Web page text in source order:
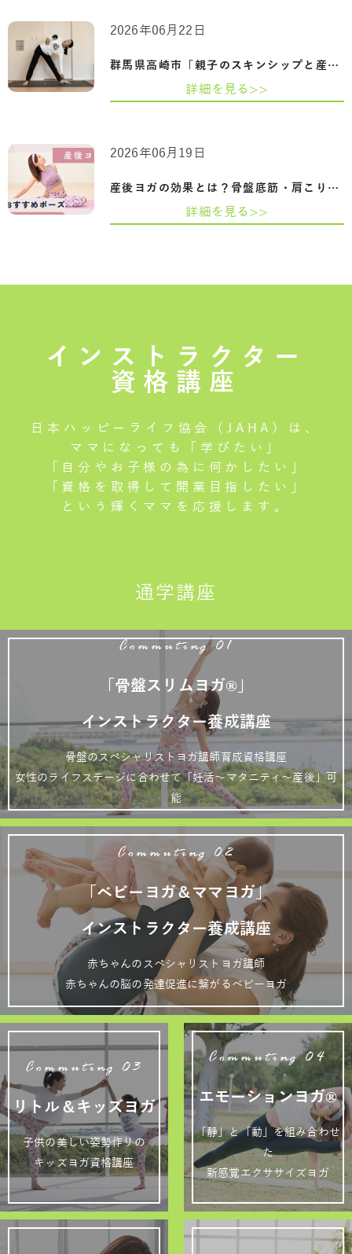
群馬県高崎市「親子のスキンシップと産後…
2026年06月22日
詳細を見る>>
産後ヨガの効果とは？骨盤底筋・肩こり・…
2026年06月19日
詳細を見る>>
インストラクター
資格講座
日本ハッピーライフ協会（JAHA）は、
ママになっても「学びたい」
「自分やお子様の為に何かしたい」
「資格を取得して開業目指したい」
という輝くママを応援します。
通学講座
Commuting 01
「骨盤スリムヨガ®」
インストラクター養成講座
骨盤のスペシャリストヨガ講師育成資格講座
女性のライフステージに合わせて「妊活～マタニティ～産後」可
能
Commuting 02
「ベビーヨガ＆ママヨガ」
インストラクター養成講座
赤ちゃんのスペシャリストヨガ講師
赤ちゃんの脳の発達促進に繋がるベビーヨガ
Commuting 03
リトル＆キッズヨガ
子供の美しい姿勢作りの
キッズヨガ資格講座
Commuting 04
エモーションヨガ®
「静」と「動」を組み合わせ
た
新感覚エクササイズヨガ